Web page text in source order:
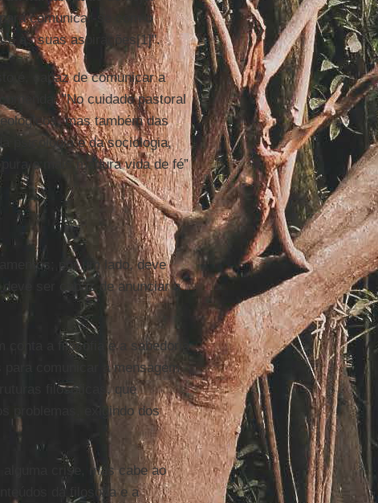
comunicar-se com o
e às suas aspirações[1]".
é, capaz de comunicar a
"No cuidado pastoral
mas também das
psicologia e da sociologia,
e mais madura vida de fé”
por um lado, deve
ser capaz de anunciar a
a filosofia e a sabedoria
para comunicar a mensagem
filosóficas, que
problemas, exigindo dos
crise, mas cabe ao
da filosofia e a